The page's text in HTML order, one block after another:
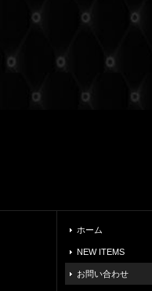
ホーム
NEW ITEMS
お問い合わせ